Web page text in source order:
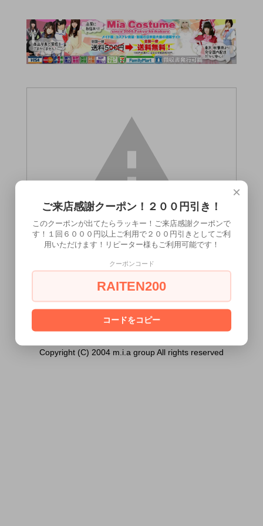
には販売できません。
あなたは18歳以上ですか？
[ はい ] [ いいえ ]
Copyright (C) 2004 m.i.a group All rights reserved
×
ご来店感謝クーポン！２００円引き！
このクーポンが出てたらラッキー！ご来店感謝クーポンで
す！１回６０００円以上ご利用で２００円引きとしてご利
用いただけます！リピーター様もご利用可能です！
クーポンコード
RAITEN200
コードをコピー